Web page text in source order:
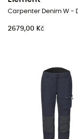
2679,00 Kč